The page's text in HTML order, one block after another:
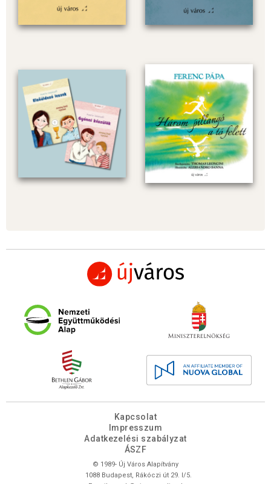
Kapcsolat
Impresszum
Adatkezelési szabályzat
ÁSZF
© 1989- Új Város Alapítvány
1088 Budapest, Rákóczi út 29. I/5.